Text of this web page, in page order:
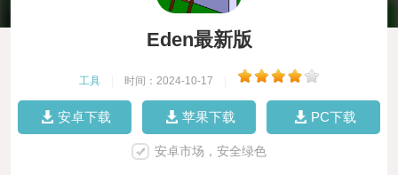
Eden最新版
工具 时间：2024-10-17
安卓下载 苹果下载 PC下载
安卓市场，安全绿色